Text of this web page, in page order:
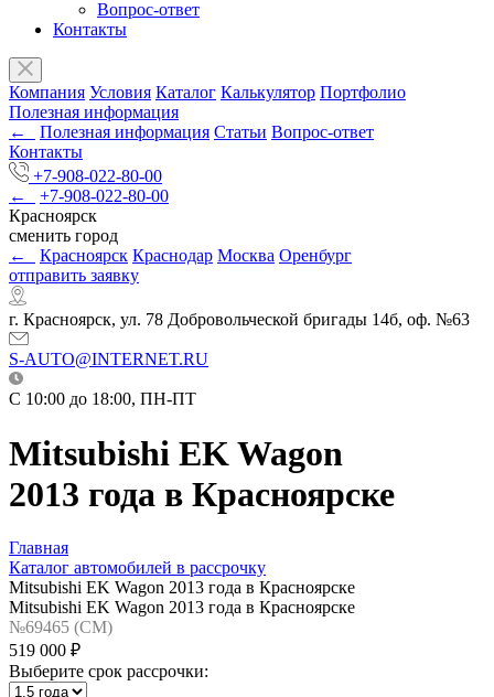
Вопрос-ответ
Контакты
Компания Условия Каталог Калькулятор Портфолио
Полезная информация
←
Полезная информация Статьи Вопрос-ответ
Контакты
+7-908-022-80-00
←
+7-908-022-80-00
Красноярск
сменить город
←
Красноярск Краснодар Москва Оренбург
отправить заявку
г. Красноярск, ул. 78 Добровольческой бригады 14б, оф. №63
S-AUTO@INTERNET.RU
C 10:00 до 18:00, ПН-ПТ
Mitsubishi EK Wagon
2013 года в Красноярске
Главная
Каталог автомобилей в рассрочку
Mitsubishi EK Wagon 2013 года в Красноярске
Mitsubishi EK Wagon 2013 года в Красноярске
№69465 (CM)
519 000 ₽
Выберите срок рассрочки: